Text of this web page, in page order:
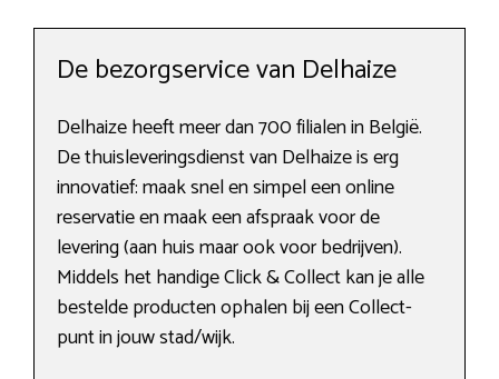
De bezorgservice van Delhaize
Delhaize heeft meer dan 700 filialen in België.
De thuisleveringsdienst van Delhaize is erg
innovatief: maak snel en simpel een online
reservatie en maak een afspraak voor de
levering (aan huis maar ook voor bedrijven).
Middels het handige Click & Collect kan je alle
bestelde producten ophalen bij een Collect-
punt in jouw stad/wijk.